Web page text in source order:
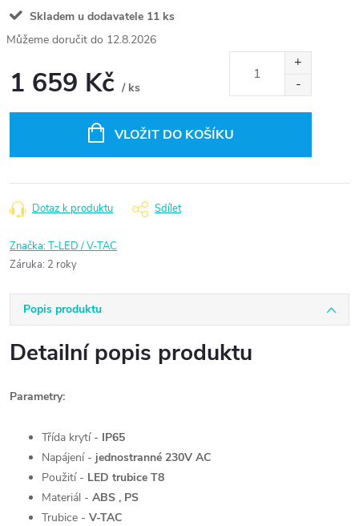
Skladem u dodavatele 11 ks
12.8.2026
1 659 Kč / ks
VLOŽIT DO KOŠÍKU
Dotaz k produktu Sdílet
Značka:T-LED / V-TAC
Záruka: 2 roky
Popis produktu
Detailní popis produktu
Parametry:
Třída krytí - IP65
Napájení - jednostranné 230V AC
Použití - LED trubice T8
Materiál - ABS , PS
Trubice - V-TAC